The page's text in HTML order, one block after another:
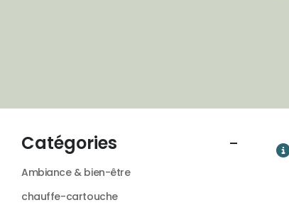
Ambiance & bien-être
chauffe-cartouche